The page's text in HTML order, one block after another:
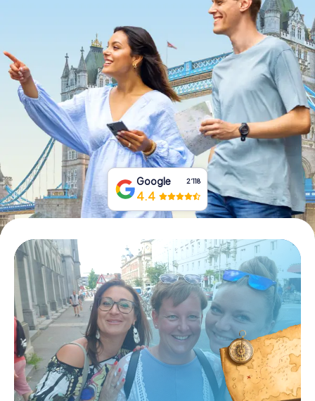
IE
NL
Tickets buchen
Gutscheine bestellen
Google 2‘118
4.4